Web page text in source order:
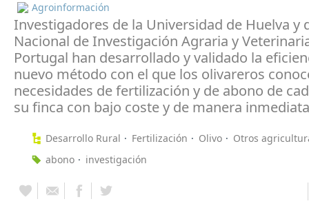
Agroinformación
Investigadores de la Universidad de Huelva y
Nacional de Investigación Agraria y
Portugal han desarrollado y validado la
nuevo método con el que los olivareros
necesidades de fertilización y de abono de
su finca con bajo coste y de manera
Desarrollo Rural Fertilización Olivo
Otros
abono
investigación